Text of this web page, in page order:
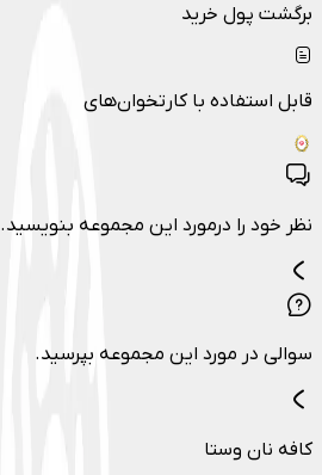
برگشت پول خرید
قابل استفاده با کارتخوان‌های
نظر خود را درمورد این مجموعه بنویسید.
سوالی در مورد این مجموعه بپرسید.
کافه نان وستا